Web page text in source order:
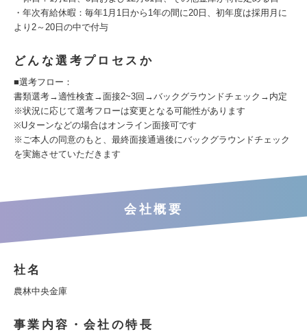
・年次有給休暇：毎年1月1日から1年の間に20日、初年度は採用月に
より2～20日の中で付与
どんな選考プロセスか
■選考フロー：
書類選考→適性検査→面接2~3回→バックグラウンドチェック→内定
※状況に応じて選考フローは変更となる可能性があります
※Uターンなどの場合はオンライン面接可です
※ご本人の同意のもと、最終面接通過後にバックグラウンドチェック
を実施させていただきます
会社概要
社名
農林中央金庫
事業内容・会社の特長